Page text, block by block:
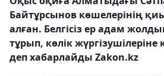
Байтұрсынов көшелерінің
алған. Белгісіз ер адам
тұрып, көлік жүргізушілеріне
деп хабарлайды Zakon.kz